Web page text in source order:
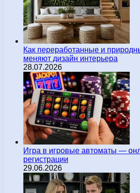
Как переработанные и
меняют дизайн интерьера
28.07.2026
Игра в игровые автоматы —
регистрации
29.06.2026